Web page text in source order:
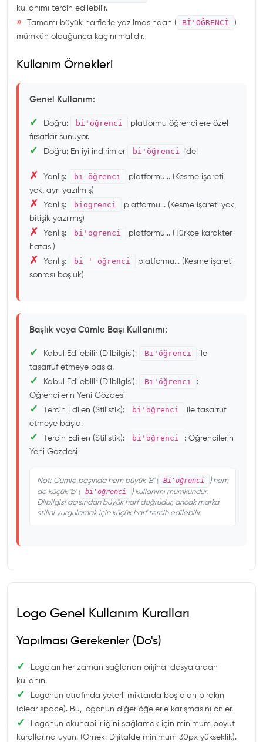
kullanımı tercih edilebilir.
» Tamamı büyük harflerle yazılmasından ( Bİ'ÖĞRENCİ
)
mümkün olduğunca kaçınılmalıdır.
Kullanım Örnekleri
Genel Kullanım:
✓ Doğru: bi'öğrenci
platformu öğrencilere özel
fırsatlar sunuyor.
✓ Doğru: En iyi indirimler bi'öğrenci 'de!
✗ Yanlış: bi öğrenci
platformu... (Kesme işareti
yok, ayrı yazılmış)
✗ Yanlış: biogrenci
platformu... (Kesme işareti yok,
bitişik yazılmış)
✗ Yanlış: bi'ogrenci
platformu... (Türkçe karakter
hatası)
✗ Yanlış: bi ' öğrenci
platformu... (Kesme işareti
sonrası boşluk)
Başlık veya Cümle Başı Kullanımı:
✓ Kabul Edilebilir (Dilbilgisi): Bi'öğrenci
ile
tasarruf etmeye başla.
✓ Kabul Edilebilir (Dilbilgisi): Bi'öğrenci
:
Öğrencilerin Yeni Gözdesi
✓ Tercih Edilen (Stilistik): bi'öğrenci
ile tasarruf
etmeye başla.
✓ Tercih Edilen (Stilistik): bi'öğrenci
: Öğrencilerin
Yeni Gözdesi
Not: Cümle başında hem büyük 'B' ( Bi'öğrenci
) hem
de küçük 'b' (
bi'öğrenci
) kullanımı mümkündür.
Dilbilgisi açısından büyük harf doğrudur, ancak marka
stilini vurgulamak için küçük harf tercih edilebilir.
Logo Genel Kullanım Kuralları
Yapılması Gerekenler (Do's)
✓
Logoları her zaman sağlanan orijinal dosyalardan
kullanın.
✓
Logonun etrafında yeterli miktarda boş alan bırakın
(clear space). Bu, logonun diğer öğelerle karışmasını önler.
✓
Logonun okunabilirliğini sağlamak için minimum boyut
kurallarına uyun. (Örnek: Dijitalde minimum 30px yükseklik).